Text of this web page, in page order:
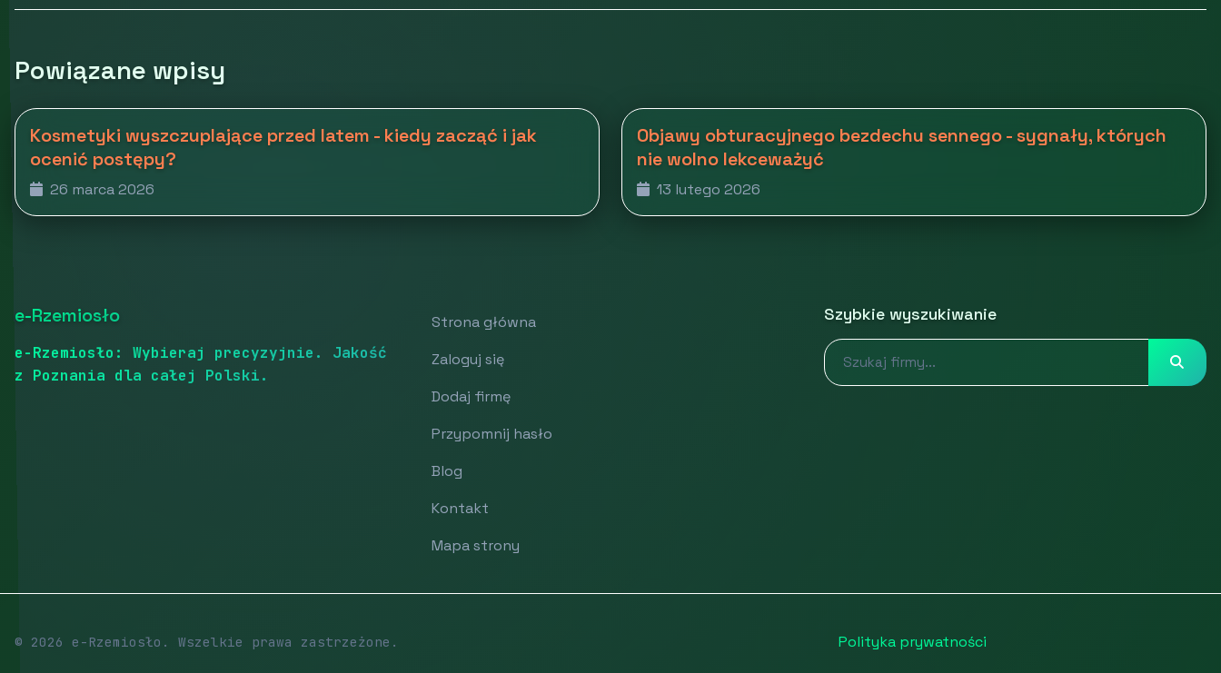
Powiązane wpisy
Kosmetyki wyszczuplające przed latem - kiedy zacząć i jak
ocenić postępy?
26 marca 2026
Objawy obturacyjnego bezdechu sennego - sygnały, których
nie wolno lekceważyć
13 lutego 2026
e-Rzemiosło
e-Rzemiosło: Wybieraj precyzyjnie. Jakość
z Poznania dla całej Polski.
Strona główna
Zaloguj się
Dodaj firmę
Przypomnij hasło
Blog
Kontakt
Mapa strony
Szybkie wyszukiwanie
© 2026 e-Rzemiosło. Wszelkie prawa zastrzeżone. Polityka prywatności